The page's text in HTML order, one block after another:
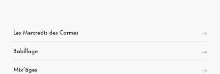
Les Mercredis des Carmes
Babillage
Mix’âges